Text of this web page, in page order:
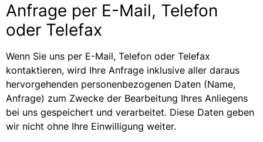
Anfrage per E-Mail, Telefon
oder Telefax
Wenn Sie uns per E-Mail, Telefon oder Telefax
kontaktieren, wird Ihre Anfrage inklusive aller daraus
hervorgehenden personenbezogenen Daten (Name,
Anfrage) zum Zwecke der Bearbeitung Ihres Anliegens
bei uns gespeichert und verarbeitet. Diese Daten geben
wir nicht ohne Ihre Einwilligung weiter.